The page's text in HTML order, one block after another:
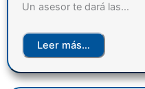
Un asesor te dará las…
Leer más…